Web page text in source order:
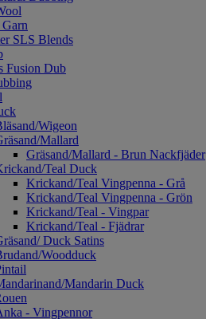
SLS Blends
Fusion Dub
Wigeon
Mallard
Gräsand/Mallard - Brun Nackfjäder
Teal Duck
Krickand/Teal Vingpenna - Grå
Krickand/Teal Vingpenna - Grön
Krickand/Teal - Vingpar
Krickand/Teal - Fjädrar
Duck Satins
Woodduck
Mandarin Duck
- Vingpennor